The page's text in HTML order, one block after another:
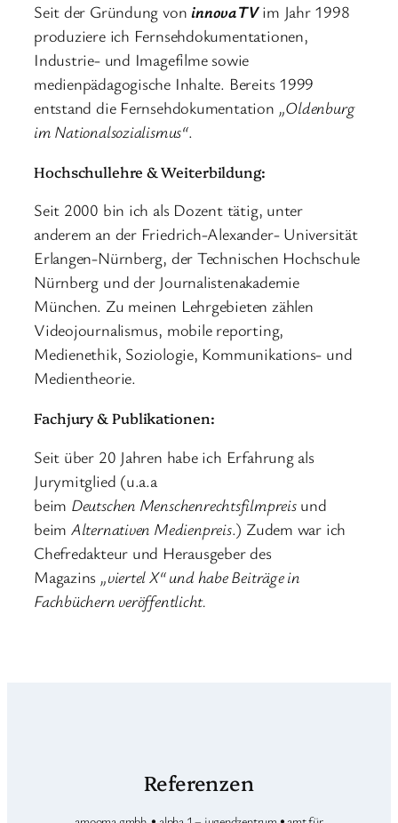
Seit der Gründung voninnovaTVim Jahr 1998
produziere ich Fernsehdokumentationen,
Industrie- und Imagefilme sowie
medienpädagogische Inhalte. Bereits 1999
entstand die Fernsehdokumentation „Oldenburg
im Nationalsozialismus“.
Hochschullehre & Weiterbildung:
Seit 2000 bin ich als Dozent tätig, unter
anderem an der Friedrich-Alexander- Universität
Erlangen-Nürnberg, der Technischen Hochschule
Nürnberg und der Journalistenakademie
München. Zu meinen Lehrgebieten zählen
Videojournalismus, mobile reporting,
Medienethik, Soziologie, Kommunikations- und
Medientheorie.
Fachjury & Publikationen:
Seit über 20 Jahren habe ich Erfahrung als
Jurymitglied (u.a.a
beim Deutschen Menschenrechtsfilmpreisund
beim Alternativen Medienpreis.) Zudem war ich
Chefredakteur und Herausgeber des
Magazins „viertel X“ und habe Beiträge in
Fachbüchern veröffentlicht.
Referenzen